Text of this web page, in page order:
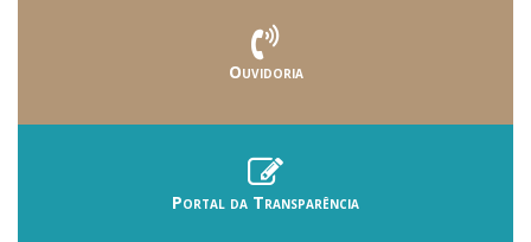
Ouvidoria
Portal da Transparência